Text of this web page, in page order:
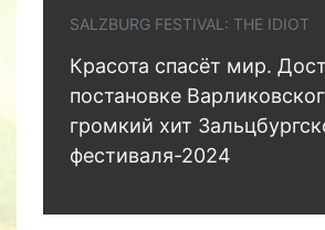
SALZBURG FESTIVAL: THE IDIOT
Красота спасёт мир.
постановке
громкий хит
фестиваля-2024